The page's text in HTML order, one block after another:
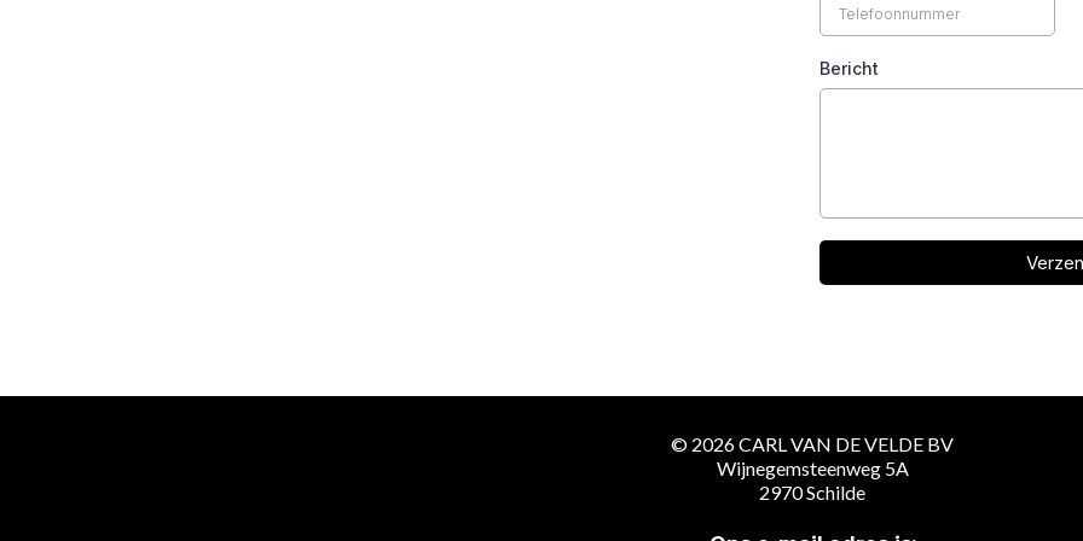
Bericht
© 2026 CARL VAN DE VELDE BV
Wijnegemsteenweg 5A
2970 Schilde